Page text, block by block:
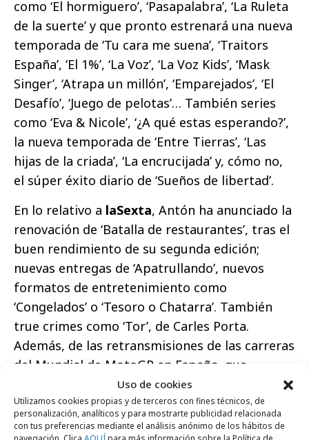
Uso de cookies
Utilizamos cookies propias y de terceros con fines técnicos, de
personalización, analíticos y para mostrarte publicidad relacionada
con tus preferencias mediante el análisis anónimo de los hábitos de
como ‘El hormiguero’, ‘Pasapalabra’, ‘La Ruleta
de la suerte’ y que pronto estrenará una nueva
temporada de ‘Tu cara me suena’, ‘Traitors
España’, ‘El 1%’, ‘La Voz’, ‘La Voz Kids’, ‘Mask
Singer’, ‘Atrapa un millón’, ‘Emparejados’, ‘El
Desafío’, ‘Juego de pelotas’… También series
como ‘Eva & Nicole’, ‘¿A qué estas esperando?’,
la nueva temporada de ‘Entre Tierras’, ‘Las
hijas de la criada’, ‘La encrucijada’ y, cómo no,
el súper éxito diario de ‘Sueños de libertad’.
En lo relativo a laSexta, Antón ha anunciado la
renovación de ‘Batalla de restaurantes’, tras el
buen rendimiento de su segunda edición;
nuevas entregas de ‘Apatrullando’, nuevos
formatos de entretenimiento como
‘Congelados’ o ‘Tesoro o Chatarra’. También
true crimes como ‘Tor’, de Carles Porta.
Además, de las retransmisiones de las carreras
del Mundial de MotoGP en España, que
arrasaron en audiencia en 2024, y nuevas
temporadas de ‘¿Quién quiere ser millonario?’,
‘Lo de Évole’, ‘Salvados’, ‘Anatomía de…’, ‘Equipo